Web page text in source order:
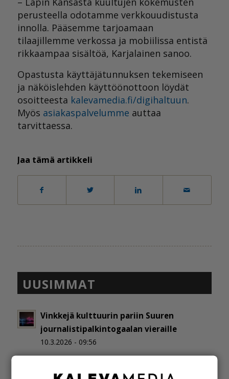
perusteella odotamme verkkouudistusta
innolla. Pääsemme tarjoamaan
tilaajillemme verkossa ja mobiilissa entistä
rikkaampaa sisältöä, Karjalainen sanoo.
Opastusta käyttäjätunnuksen tekemiseen
ja näköislehden käyttöönottoon löydät
osoitteesta kalevamedia.fi/digihaltuun.
Myös asiakaspalvelumme auttaa
tarvittaessa.
Jaa tämä artikkeli
UUSIMMAT
Vinkkejä kulttuurin pariin Suuren
journalistipalkintogaalan vieraille
10.3.2026 - 09:56
Suomeen